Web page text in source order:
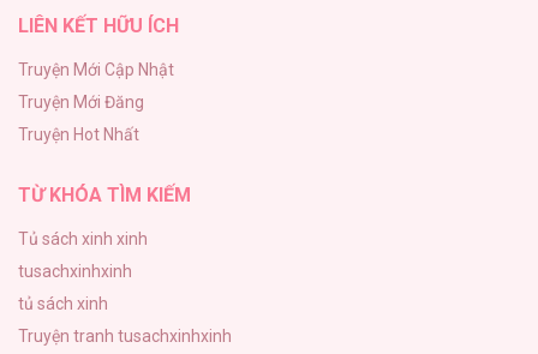
Kiếp Này Ta Sẽ Trở Thành Gia Chủ
Mùa Xuân Hoa Nở
103
LIÊN KẾT HỮU ÍCH
Truyện Mới Cập Nhật
Truyện Mới Đăng
Truyện Hot Nhất
TỪ KHÓA TÌM KIẾM
Tủ sách xinh xinh
tusachxinhxinh
tủ sách xinh
Truyện tranh tusachxinhxinh